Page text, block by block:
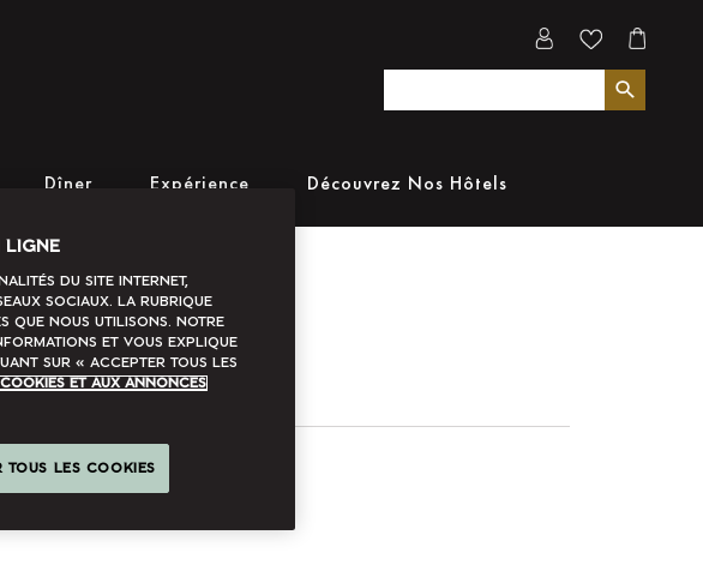
Dîner Expérience Découvrez Nos Hôtels
LIGNE
du site Internet,
sociaux. La rubrique
que nous utilisons. Notre
et vous explique
sur « accepter tous les
et aux annonces
TOUS LES COOKIES